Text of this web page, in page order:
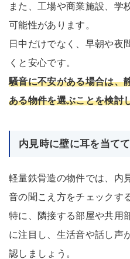
また、工場や商業施設、学
可能性があります。
日中だけでなく、早朝や夜
くと安心です。
騒音に不安がある場合は、
ある物件を選ぶことを検討
内見時に壁に耳を当て
軽量鉄骨造の物件では、内
音の聞こえ方をチェックす
特に、隣接する部屋や共用
に注目し、生活音や話し声
認しましょう。